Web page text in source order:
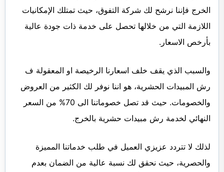
الخرج فإننا نرشح لك شركة التفوق، حيث تمتلك الإمكانيات
اللازمة التي من خلالها تحصل على خدمة ذات جودة عالية
بأرخص الاسعار.
والسبب الذي يقف خلف اسعارنا الرخيصة او المعقولة ف
رش المبيدات الحشرية، هو اننا نوفر لك الكثير من العروض
والخصومات. حيث قد تصل خصوماتنا الى 70% من السعر
النهائي لخدمة رش مبيدات حشرية بالخرج.
لذلك لا تتردد عزيزي العميل في طلب خدماتنا المميزة
والحصرية، حيث نحقق لك نسبة عالية من الضمان بعدم